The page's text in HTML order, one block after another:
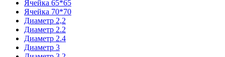
Ячейка 65*65
Ячейка 70*70
Диаметр 2,2
Диаметр 2.2
Диаметр 2.4
Диаметр 3